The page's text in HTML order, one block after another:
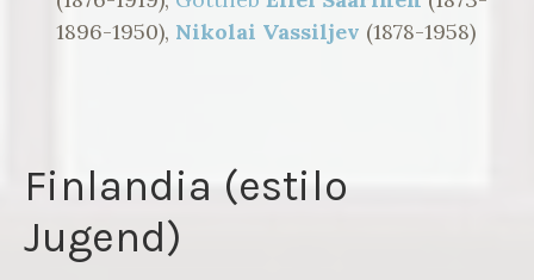
1896-1950), Nikolai Vassiljev (1878-1958)
Finlandia (estilo
Jugend)